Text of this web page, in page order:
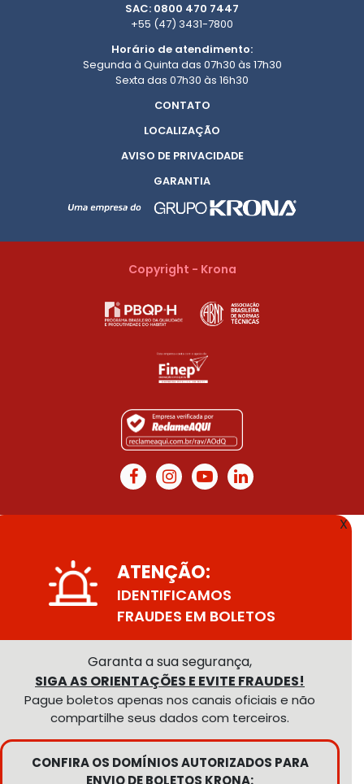
SAC: 0800 470 7447
+55 (47) 3431-7800
Horário de atendimento:
Segunda à Quinta das 07h30 às 17h30
Sexta das 07h30 às 16h30
CONTATO
LOCALIZAÇÃO
AVISO DE PRIVACIDADE
GARANTIA
Copyright - Krona
X
ATENÇÃO:
IDENTIFICAMOS
FRAUDES EM BOLETOS
Garanta a sua segurança,
SIGA AS ORIENTAÇÕES E EVITE FRAUDES!
Pague boletos apenas nos canais oficiais e não
compartilhe seus dados com terceiros.
CONFIRA OS DOMÍNIOS AUTORIZADOS PARA
ENVIO DE BOLETOS KRONA: